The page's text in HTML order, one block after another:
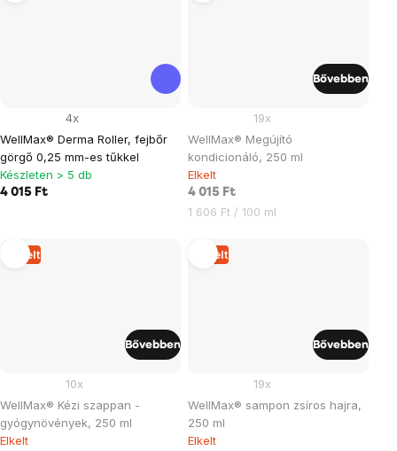
WellMax® Derma Roller, fejbőr
görgő 0,25 mm-es tűkkel
4x
Készleten > 5 db
4 015 Ft
WellMax® Megújító
kondicionáló, 250 ml
19x
Elkelt
4 015 Ft
Egységár:
1 606 Ft / 100 ml
Bővebben
Elkelt
WellMax® Kézi szappan -
gyógynövények, 250 ml
10x
Elkelt
Bővebben
Elkelt
WellMax® sampon zsíros hajra,
250 ml
19x
Elkelt
Bővebben